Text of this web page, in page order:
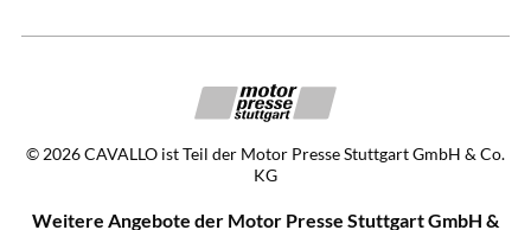
©2026CAVALLO ist Teil der Motor Presse Stuttgart GmbH & Co.
KG
Weitere Angebote der Motor Presse Stuttgart GmbH &